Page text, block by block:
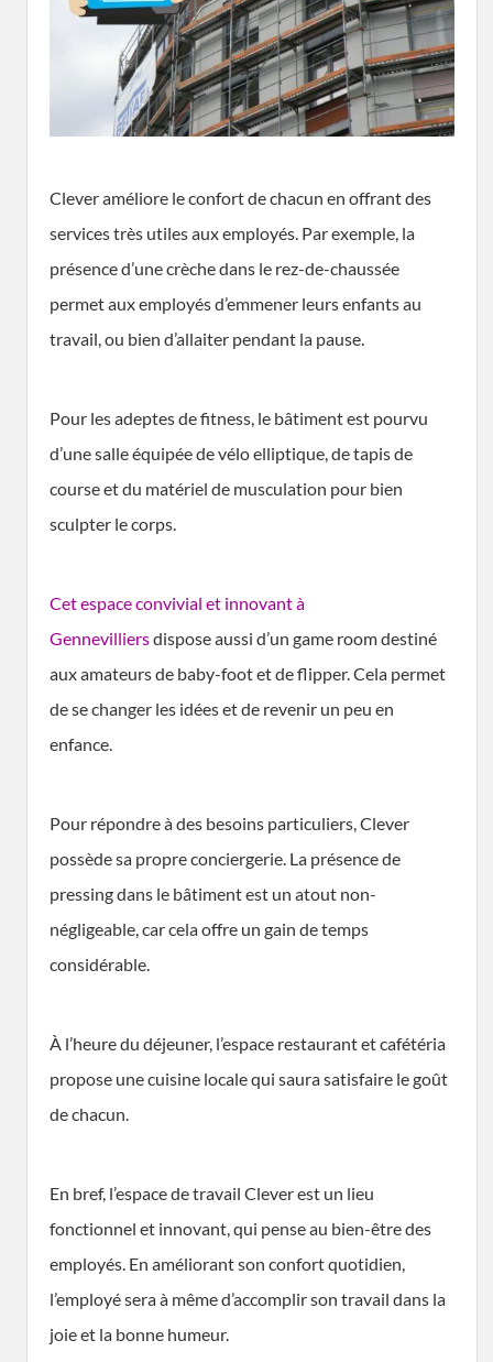
Clever améliore le confort de chacun en offrant des
services très utiles aux employés. Par exemple, la
présence d’une crèche dans le rez-de-chaussée
permet aux employés d’emmener leurs enfants au
travail, ou bien d’allaiter pendant la pause.
Pour les adeptes de fitness, le bâtiment est pourvu
d’une salle équipée de vélo elliptique, de tapis de
course et du matériel de musculation pour bien
sculpter le corps.
Cet espace convivial et innovant à
Gennevilliersdispose aussi d’un game room destiné
aux amateurs de baby-foot et de flipper. Cela permet
de se changer les idées et de revenir un peu en
enfance.
Pour répondre à des besoins particuliers, Clever
possède sa propre conciergerie. La présence de
pressing dans le bâtiment est un atout non-
négligeable, car cela offre un gain de temps
considérable.
À l’heure du déjeuner, l’espace restaurant et cafétéria
propose une cuisine locale qui saura satisfaire le goût
de chacun.
En bref, l’espace de travail Clever est un lieu
fonctionnel et innovant, qui pense au bien-être des
employés. En améliorant son confort quotidien,
l’employé sera à même d’accomplir son travail dans la
joie et la bonne humeur.